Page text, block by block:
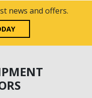
news and offers.